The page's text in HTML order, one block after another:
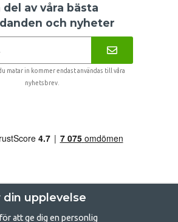
del av våra bästa
och nyheter
matar in kommer endast användas till våra
nyhetsbrev.
din upplevelse
att ge dig en personlig